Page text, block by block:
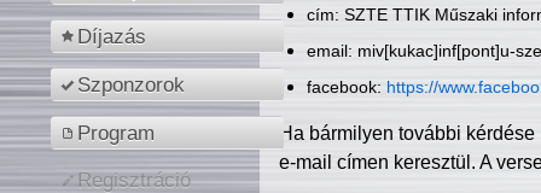
Díjazás
Szponzorok
Program
Regisztráció
cím: SZTE TTIK Műszaki
email: miv[kukac]inf[pont]u-
facebook: https://
Ha bármilyen további
e-mail címen keresztül. A